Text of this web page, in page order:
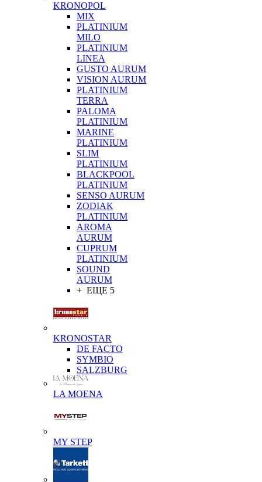
KRONOPOL
MIX
PLATINIUM
MILO
PLATINIUM
LINEA
GUSTO AURUM
VISION AURUM
PLATINIUM
TERRA
PALOMA
PLATINIUM
MARINE
PLATINIUM
SLIM
PLATINIUM
BLACKPOOL
PLATINIUM
SENSO AURUM
ZODIAK
PLATINIUM
AROMA
AURUM
CUPRUM
PLATINIUM
SOUND
AURUM
+ ЕЩЕ 5
KRONOSTAR
DE FACTO
SYMBIO
SALZBURG
LA MOENA
MY STEP